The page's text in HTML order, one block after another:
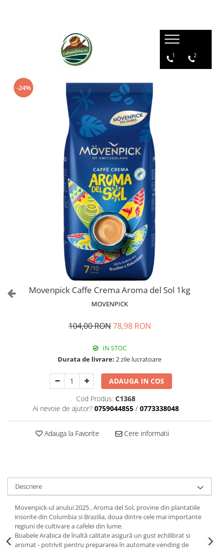
1 2
-24%
Movenpick Caffe Crema Aroma del Sol 1kg
MOVENPICK
104,00 RON 78,98 RON
IN STOC
Durata de livrare: 2 zile lucratoare
ADAUGA IN COS
Cod Produs: C1368
Ai nevoie de ajutor? 0759044855 / 0773338048
Adauga la Favorite Cere informatii
Descriere
Movenpick-ul anului 2025 , Aroma del Sol, provine din plantatiile
insorite din Columbia si Brazilia, doua dintre cele mai importante
regiuni de cultivare a cafelei din lume.
Boabele Arabica de înaltă calitate asigură un gust echilibrat si
aromat - potrivit pentru prepararea în automate vending de